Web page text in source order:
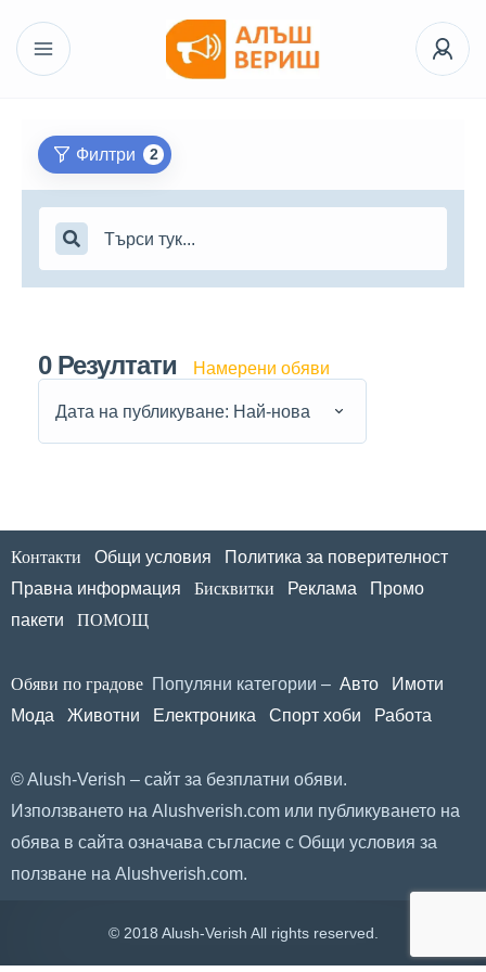
Филтри 2
0 Резултати Намерени обяви
Дата на публикуване: Най-нова
Контакти Общи условия
Политика за поверителност
Правна информация
Бисквитки Реклама
Промо
пакети
ПОМОЩ
Обяви по градове Популяни категории – Авто
Имоти
Мода
Животни Електроника Спорт хоби Работа
© Alush-Verish – сайт за безплатни обяви.
Използването на Alushverish.com или публикуването на
обява в сайта означава съгласие с Общи условия за
ползване на Alushverish.com.
© 2018 Alush-Verish All rights reserved.